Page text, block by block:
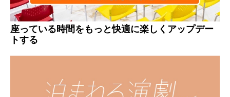
座っている時間をもっと快適に楽しくアップデー
トする